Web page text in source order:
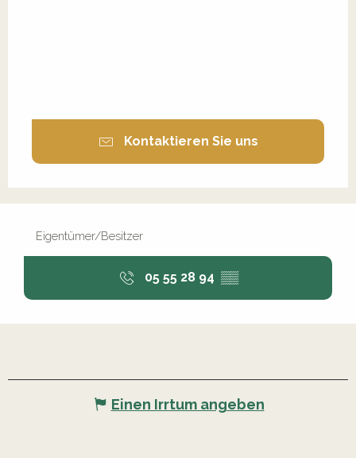
Kontaktieren Sie uns
Eigentümer/Besitzer
05 55 28 94 ▒▒
Einen Irrtum angeben